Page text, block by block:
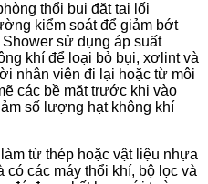
thổi bụi đặt tại lối
kiểm soát để giảm bớt
sử dụng áp suất
khí để loại bỏ bụi, xơlint và
nhân viên đi lại hoặc từ môi
các bề mặt trước khi vào
số lượng hạt không khí
từ thép hoặc vật liệu nhựa
các máy thổi khí, bộ lọc và